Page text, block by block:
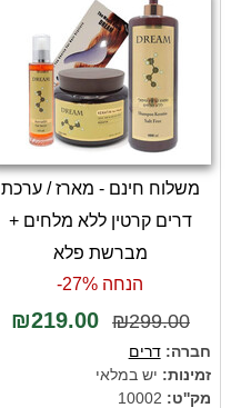
משלוח חינם - מארז / ערכת
דרים קרטין ללא מלחים +
מברשת פלא
הנחה 27%-
₪299.00
₪219.00
חברה:דרים
זמינות: יש במלאי
מק''ט: